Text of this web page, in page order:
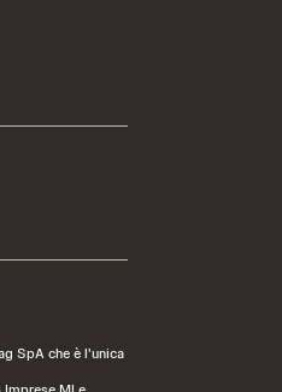
SpA che è l'unica